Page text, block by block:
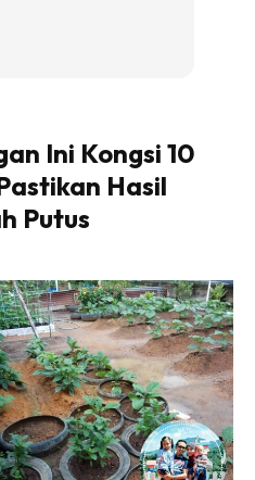
Ini Kongsi 10
Hasil
Putus